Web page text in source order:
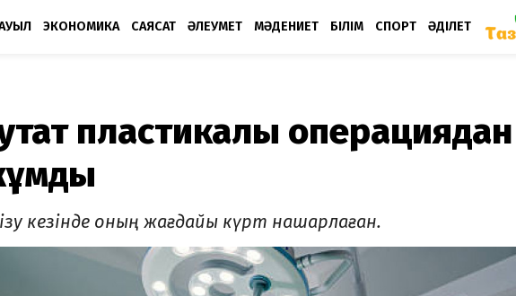
ЭКОНОМИКА САЯСАТ ӘЛЕУМЕТ МӘДЕНИЕТ БІЛІМ СПОРТ ӘДІЛЕТ
пластикалық операциядан
кезінде оның жағдайы күрт нашарлаған.